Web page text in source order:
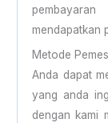
mendapatkan
Metode
Anda dapat
yang anda
dengan kami